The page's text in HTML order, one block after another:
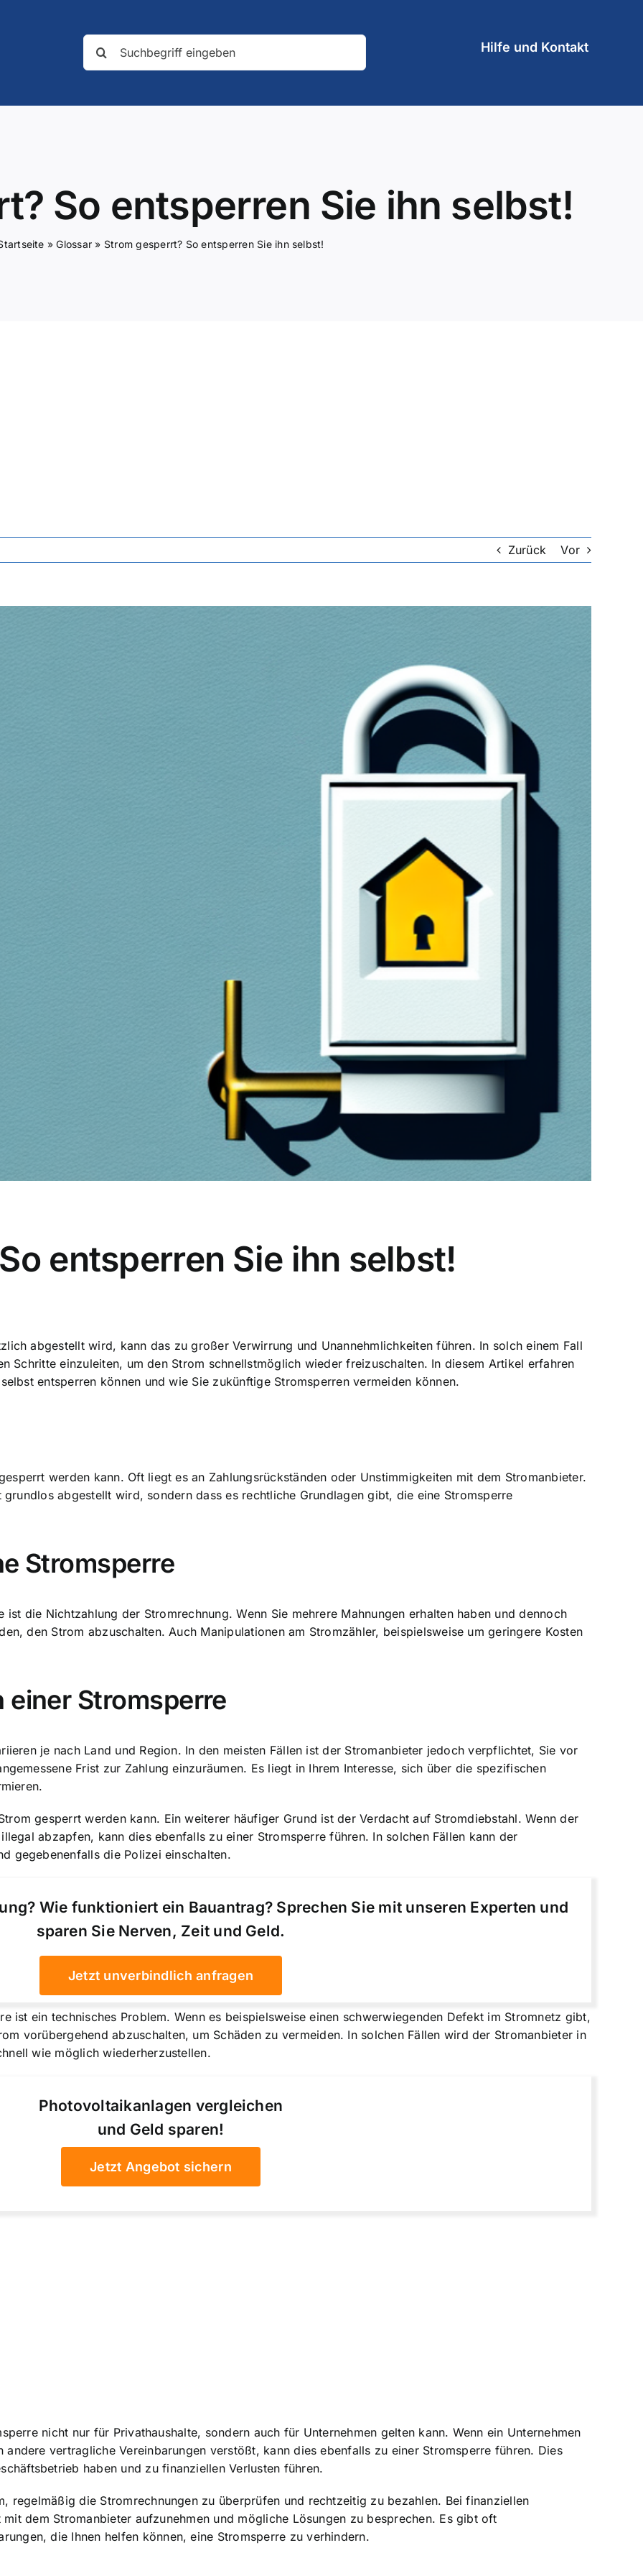
Suche
nach:
Hilfe und Kontakt
So entsperren Sie ihn selbst!
»Glossar » Strom gesperrt? So entsperren Sie ihn selbst!
Zurück Vor
entsperren Sie ihn selbst!
abgestellt wird, kann das zu großer Verwirrung und Unannehmlichkeiten führen. In solch einem Fall
Schritte einzuleiten, um den Strom schnellstmöglich wieder freizuschalten. In diesem Artikel erfahren
entsperren können und wie Sie zukünftige Stromsperren vermeiden können.
werden kann. Oft liegt es an Zahlungsrückständen oder Unstimmigkeiten mit dem Stromanbieter.
abgestellt wird, sondern dass es rechtliche Grundlagen gibt, die eine Stromsperre
Stromsperre
die Nichtzahlung der Stromrechnung. Wenn Sie mehrere Mahnungen erhalten haben und dennoch
den Strom abzuschalten. Auch Manipulationen am Stromzähler, beispielsweise um geringere Kosten
einer Stromsperre
je nach Land und Region. In den meisten Fällen ist der Stromanbieter jedoch verpflichtet, Sie vor
Frist zur Zahlung einzuräumen. Es liegt in Ihrem Interesse, sich über die spezifischen
gesperrt werden kann. Ein weiterer häufiger Grund ist der Verdacht auf Stromdiebstahl. Wenn der
abzapfen, kann dies ebenfalls zu einer Stromsperre führen. In solchen Fällen kann der
gegebenenfalls die Polizei einschalten.
Wie funktioniert ein Bauantrag? Sprechen Sie mit unseren Experten und
sparen Sie Nerven, Zeit und Geld.
Jetzt unverbindlich anfragen
ist ein technisches Problem. Wenn es beispielsweise einen schwerwiegenden Defekt im Stromnetz gibt,
vorübergehend abzuschalten, um Schäden zu vermeiden. In solchen Fällen wird der Stromanbieter in
wie möglich wiederherzustellen.
Photovoltaikanlagen vergleichen
und Geld sparen!
Jetzt Angebot sichern
nicht nur für Privathaushalte, sondern auch für Unternehmen gelten kann. Wenn ein Unternehmen
vertragliche Vereinbarungen verstößt, kann dies ebenfalls zu einer Stromsperre führen. Dies
haben und zu finanziellen Verlusten führen.
regelmäßig die Stromrechnungen zu überprüfen und rechtzeitig zu bezahlen. Bei finanziellen
dem Stromanbieter aufzunehmen und mögliche Lösungen zu besprechen. Es gibt oft
die Ihnen helfen können, eine Stromsperre zu verhindern.